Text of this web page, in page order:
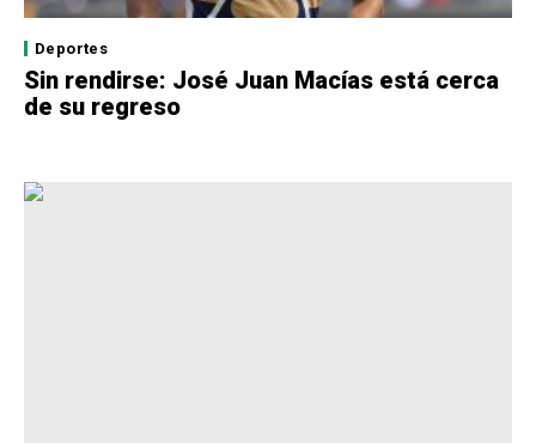
Deportes
Sin rendirse: José Juan Macías está cerca
de su regreso